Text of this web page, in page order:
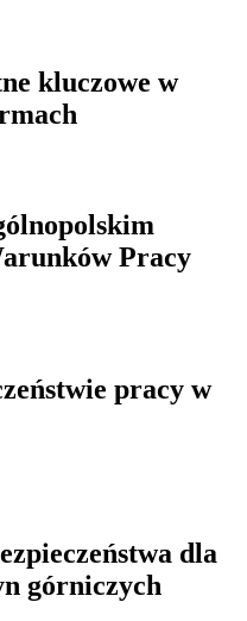
kluczowe w
Pracy
pracy w
dla
górniczych